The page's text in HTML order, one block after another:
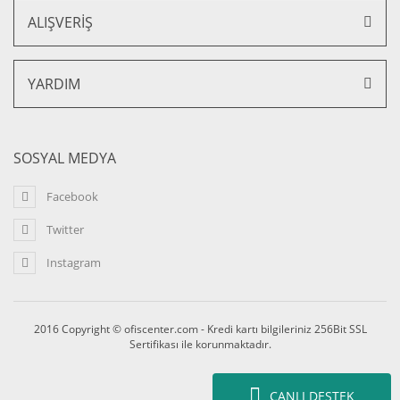
CANLI DESTEK
Falcon Üçlü Ofis Büro Kanepe
36.000,00 TL + KDV
Falcon 1 Ad. 3 lü, 2 Ad. Tekli Kanepe Takımı
ALIŞVERİŞ
YARDIM
SOSYAL MEDYA
Facebook
Twitter
Instagram
2016 Copyright © ofiscenter.com - Kredi kartı bilgileriniz 256Bit SSL
Sertifikası ile korunmaktadır.